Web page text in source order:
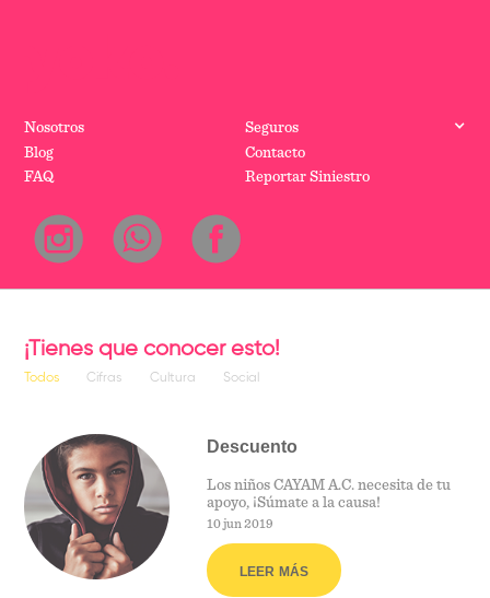
Nosotros
Seguros
Blog
Contacto
FAQ
Reportar Siniestro
¡Tienes que conocer esto!
Todos Cifras Cultura Social
Descuento
Los niños CAYAM A.C. necesita de tu
apoyo, ¡Súmate a la causa!
10 jun 2019
LEER MÁS